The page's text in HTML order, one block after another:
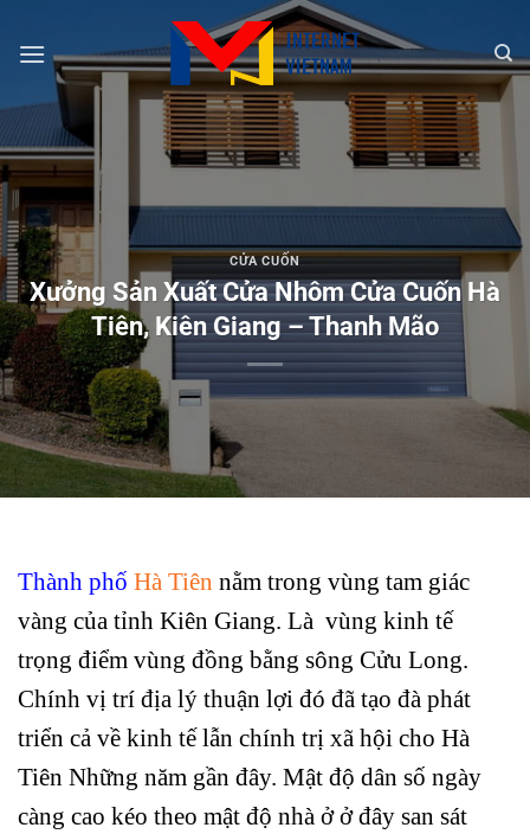
đến
dung
CỬA CUỐN
Xưởng Sản Xuất Cửa Nhôm Cửa Cuốn Hà
Tiên, Kiên Giang – Thanh Mão
Thành phố Hà Tiên nằm trong vùng tam giác
vàng của tỉnh Kiên Giang. Là vùng kinh tế
trọng điểm vùng đồng bằng sông Cửu Long.
Chính vị trí địa lý thuận lợi đó đã tạo đà phát
triển cả về kinh tế lẫn chính trị xã hội cho Hà
Tiên Những năm gần đây. Mật độ dân số ngày
càng cao kéo theo mật độ nhà ở ở đây san sát